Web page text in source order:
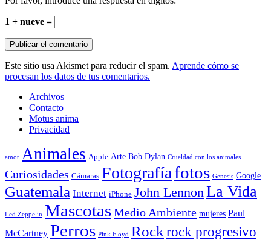
1 + nueve =
Este sitio usa Akismet para reducir el spam. Aprende cómo se
procesan los datos de tus comentarios.
Archivos
Contacto
Motus anima
Privacidad
amor Animales Apple Arte Bob Dylan Crueldad con los animales
Curiosidades Cámaras Fotografíafotos Genesis Google
Guatemala Internet iPhone John Lennon La Vida
Led Zeppelin MascotasMedio Ambiente mujeres Paul
McCartney Perros Pink Floyd Rock rock progresivo